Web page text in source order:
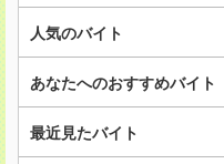
人気のバイト
あなたへのおすすめバイト
最近見たバイト